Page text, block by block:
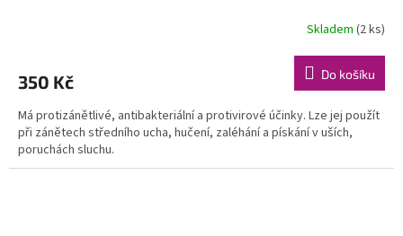
Skladem (2 ks)
350 Kč Do košíku
Má protizánětlivé, antibakteriální a protivirové účinky. Lze jej použít
při zánětech středního ucha, hučení, zaléhání a pískání v uších,
poruchách sluchu.